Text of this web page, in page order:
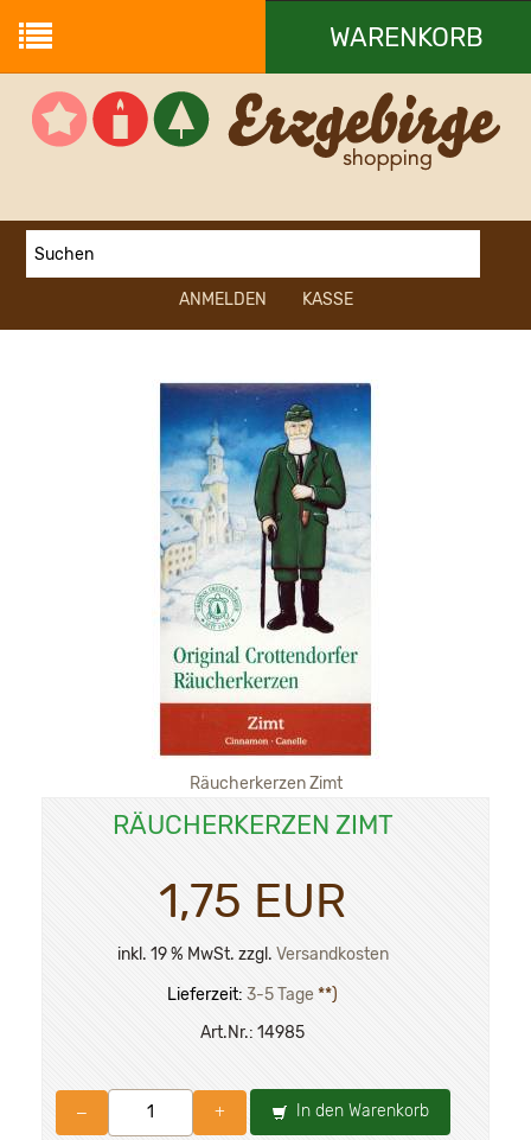
WARENKORB
Ihr Warenkorb ist leer.
ANMELDEN KASSE
Räucherkerzen Zimt
RÄUCHERKERZEN ZIMT
1,75 EUR
inkl. 19 % MwSt. zzgl. Versandkosten
Lieferzeit: 3-5 Tage **)
Art.Nr.: 14985
– + In den Warenkorb